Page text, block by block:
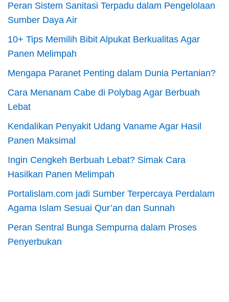
Peran Sistem Sanitasi Terpadu dalam Pengelolaan
Sumber Daya Air
10+ Tips Memilih Bibit Alpukat Berkualitas Agar
Panen Melimpah
Mengapa Paranet Penting dalam Dunia Pertanian?
Cara Menanam Cabe di Polybag Agar Berbuah
Lebat
Kendalikan Penyakit Udang Vaname Agar Hasil
Panen Maksimal
Ingin Cengkeh Berbuah Lebat? Simak Cara
Hasilkan Panen Melimpah
Portalislam.com jadi Sumber Terpercaya Perdalam
Agama Islam Sesuai Qur’an dan Sunnah
Peran Sentral Bunga Sempurna dalam Proses
Penyerbukan